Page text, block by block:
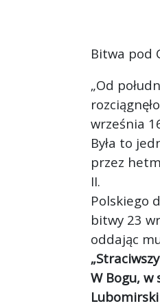
Bitwa pod
„Od
września
Była to
przez
II.
Polskiego
bitwy 23
oddając
W Bogu, w